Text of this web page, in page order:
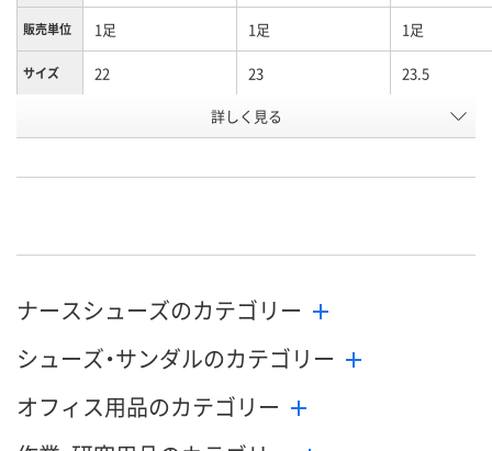
販売単位 1足 1足 1足
サイズ 22 23 23.5
WEE5496 WEE5497
カゴへ カゴへ
詳しく見る
ナースシューズのカテゴリー
シューズ・サンダルのカテゴリー
オフィス用品のカテゴリー